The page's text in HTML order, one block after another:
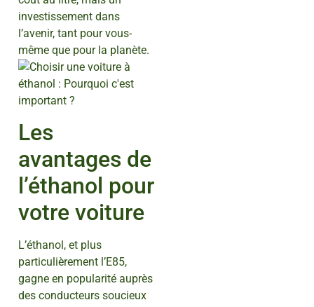
investissement dans
l’avenir, tant pour vous-
même que pour la planète.
Les
avantages de
l’éthanol pour
votre voiture
L’éthanol, et plus
particulièrement l’E85,
gagne en popularité auprès
des conducteurs soucieux